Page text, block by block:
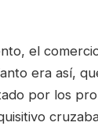
el
era así,
por los